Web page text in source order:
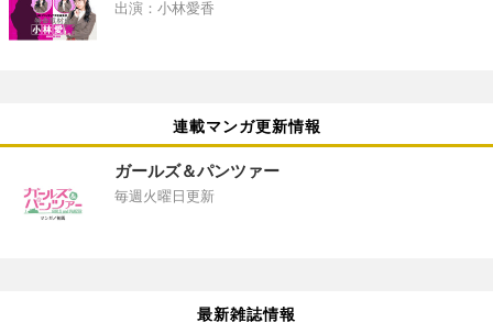
出演：小林愛香
連載マンガ更新情報
ガールズ＆パンツァー
毎週火曜日更新
最新雑誌情報